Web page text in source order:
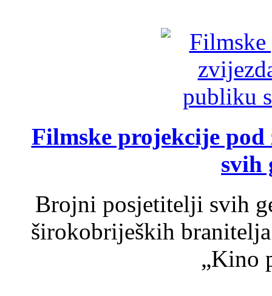
Filmske projekcije
svih
Brojni posjetitelji svih
širokobrijeških
„Kino